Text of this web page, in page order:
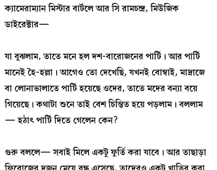
ক্যামেরাম্যান মিস্টার বার্টলে আর সি রামচন্দ্র, মিউজিক
ডাইরেক্টার—
যা বুঝলাম, তাতে মনে হল দশ-বারোজনের পার্টি। আর পার্টি
মানেই হৈ-হল্লা। আগেও তো দেখেছি, যখনই বোম্বাই, মাদ্রাজে
বা লোনাভালাতে পার্টি হয়েছে ওদের, তাতে মদের বন্যা বয়ে
গিয়েছে। কথাটা শুনে তাই বেশ চিন্তিত হয়ে পড়লাম। বললাম
— হঠাৎ পার্টি দিতে গেলেন কেন?
গুরু বললে— সবাই মিলে একটু ফুর্তি করা যাবে। আর তাছাড়া